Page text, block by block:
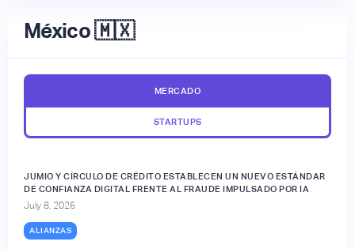
México 🇲🇽
MERCADO
STARTUPS
JUMIO Y CÍRCULO DE CRÉDITO ESTABLECEN UN NUEVO ESTÁNDAR
DE CONFIANZA DIGITAL FRENTE AL FRAUDE IMPULSADO POR IA
July 8, 2026
ALIANZAS